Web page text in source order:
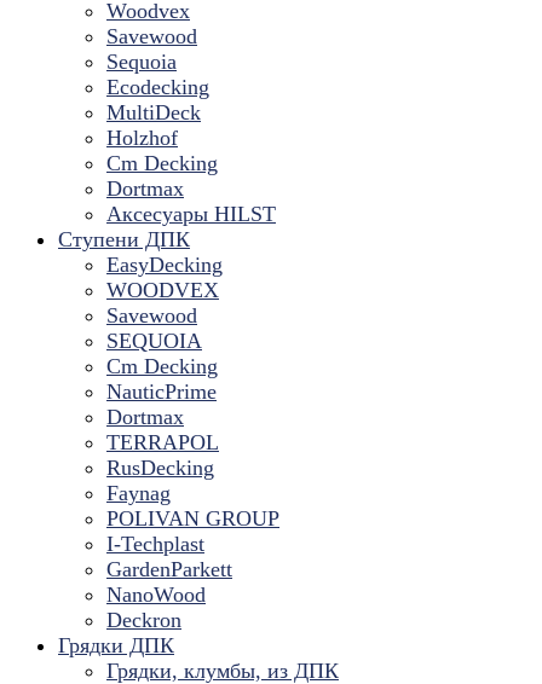
Woodvex
Savewood
Sequoia
Ecodecking
MultiDeck
Holzhof
Cm Decking
Dortmax
Аксесуары HILST
Ступени ДПК
EasyDecking
WOODVEX
Savewood
SEQUOIA
Cm Decking
NauticPrime
Dortmax
TERRAPOL
RusDecking
Faynag
POLIVAN GROUP
I-Techplast
GardenParkett
NanoWood
Deckron
Грядки ДПК
Грядки, клумбы, из ДПК